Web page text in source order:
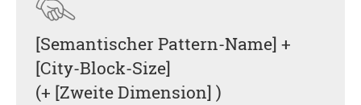
[Semantischer Pattern-Name] +
[City-Block-Size]
(+ [Zweite Dimension] )